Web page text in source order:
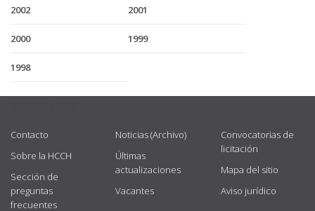
2002 2001
2000 1999
1998
Contacto
Sobre la HCCH
Sección de
preguntas
frecuentes
Noticias (Archivo)
Últimas
actualizaciones
Vacantes
Convocatorias de
licitación
Mapa del sitio
Aviso jurídico